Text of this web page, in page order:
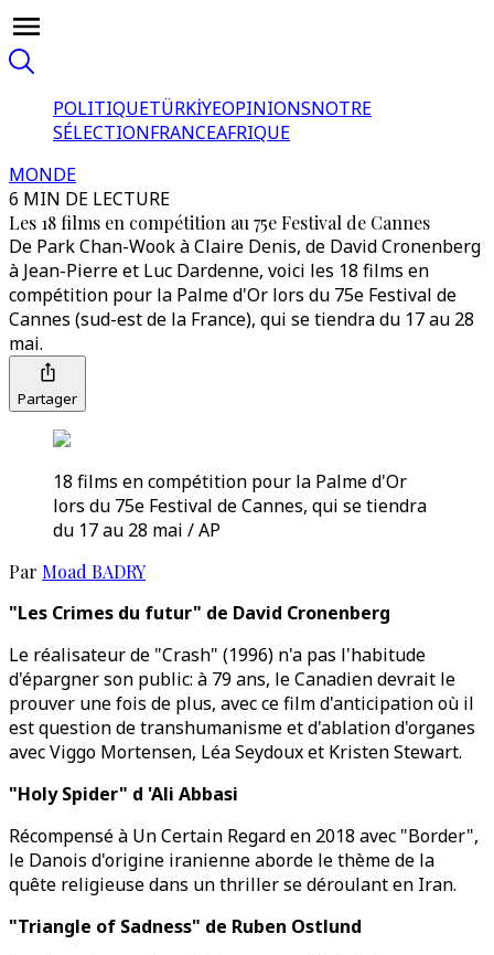
POLITIQUETÜRKİYEOPINIONSNOTRE
SÉLECTIONFRANCEAFRIQUE
MONDE
6 MIN DE LECTURE
Les 18 films en compétition au 75e Festival de Cannes
De Park Chan-Wook à Claire Denis, de David Cronenberg
à Jean-Pierre et Luc Dardenne, voici les 18 films en
compétition pour la Palme d'Or lors du 75e Festival de
Cannes (sud-est de la France), qui se tiendra du 17 au 28
mai.
Partager
18 films en compétition pour la Palme d'Or
lors du 75e Festival de Cannes, qui se tiendra
du 17 au 28 mai / AP
Par Moad BADRY
"Les Crimes du futur" de David Cronenberg
Le réalisateur de "Crash" (1996) n'a pas l'habitude
d'épargner son public: à 79 ans, le Canadien devrait le
prouver une fois de plus, avec ce film d'anticipation où il
est question de transhumanisme et d'ablation d'organes
avec Viggo Mortensen, Léa Seydoux et Kristen Stewart.
"Holy Spider" d 'Ali Abbasi
Récompensé à Un Certain Regard en 2018 avec "Border",
le Danois d'origine iranienne aborde le thème de la
quête religieuse dans un thriller se déroulant en Iran.
"Triangle of Sadness" de Ruben Ostlund